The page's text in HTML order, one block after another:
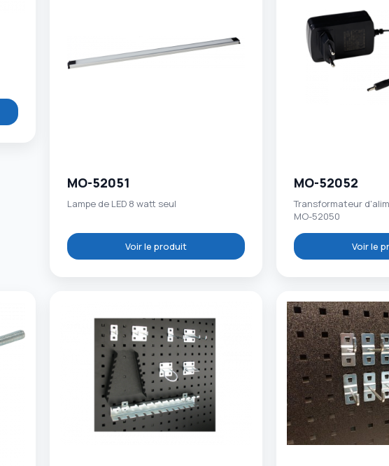
MO-52051
Lampe de LED 8 watt seul
Voir le produit
MO-52052
Transformateur
MO-52050
Voir le